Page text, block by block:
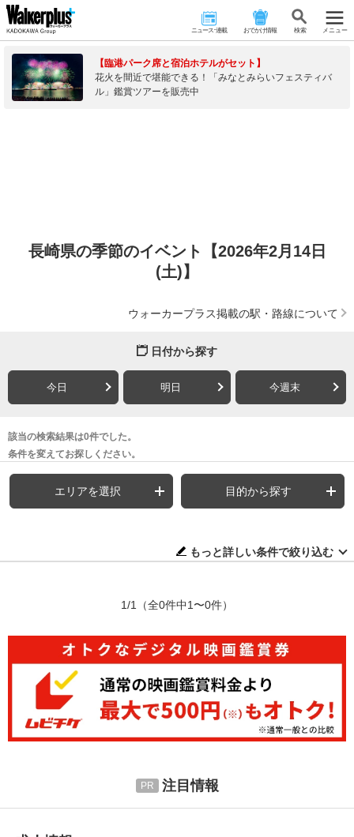
ニュース･連載 おでかけ情報 検 索 メニュー
【臨港パーク席と宿泊ホテルがセット】
花火を間近で堪能できる！「みなとみらいフェスティバ
ル」鑑賞ツアーを販売中
長崎県の季節のイベント【2026年2月14日
(土)】
ウォーカープラス掲載の駅・路線について
日付から探す
今日 明日 今週末
該当の検索結果は0件でした。
条件を変えてお探しください。
エリアを選択 目的から探す
もっと詳しい条件で絞り込む
1/1 （全0件中1〜0件）
注目情報